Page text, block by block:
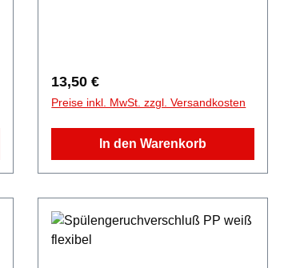
Regulärer Preis:
13,50 €
Preise inkl. MwSt. zzgl. Versandkosten
In den Warenkorb